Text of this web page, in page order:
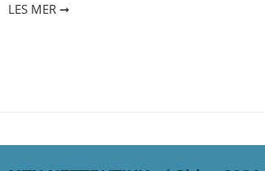
LES MER ➞